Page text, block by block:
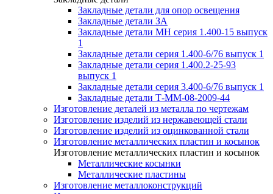
Закладные детали для опор освещения
Закладные детали ЗА
Закладные детали МН серия 1.400-15 выпуск
1
Закладные детали серия 1.400-6/76 выпуск 1
Закладные детали серия 1.400.2-25-93
выпуск 1
Закладные детали серия 3.400-6/76 выпуск 1
Закладные детали Т-ММ-08-2009-44
Изготовление деталей из металла по чертежам
Изготовление изделий из нержавеющей стали
Изготовление изделий из оцинкованной стали
Изготовление металлических пластин и косынок
Изготовление металлических пластин и косынок
Металлические косынки
Металлические пластины
Изготовление металлоконструкций